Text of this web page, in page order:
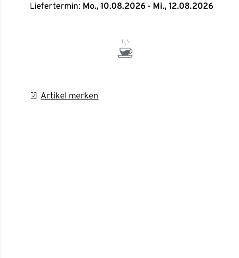
Liefertermin: Mo., 10.08.2026 - Mi., 12.08.2026
Artikel merken